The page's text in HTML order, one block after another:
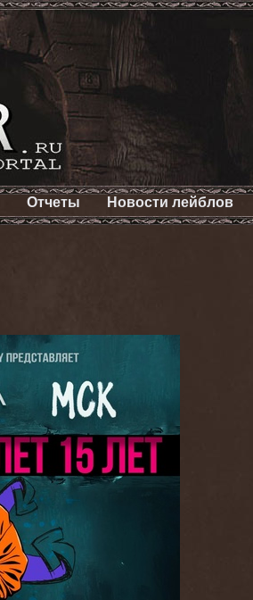
Отчеты Новости лейблов